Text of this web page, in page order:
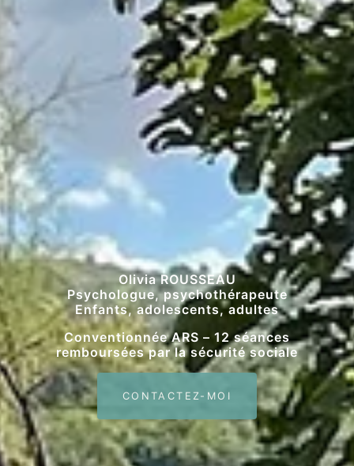
Olivia ROUSSEAU
Psychologue, psychothérapeute
Enfants, adolescents, adultes
Conventionnée ARS – 12 séances
remboursées par la sécurité sociale
CONTACTEZ-MOI